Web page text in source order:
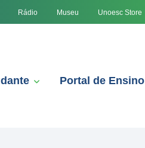
Rádio Museu Unoesc Store
Portal de Ensino